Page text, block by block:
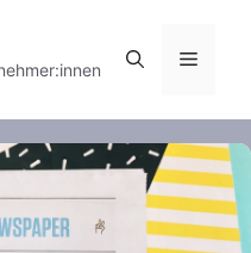
Menu